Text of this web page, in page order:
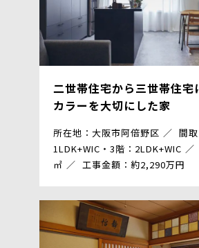
二世帯住宅から三世帯住宅
カラーを大切にした家
所在地：大阪市阿倍野区
間
1LDK+WIC・3階：2LDK+WIC
㎡
工事金額：約2,290万円